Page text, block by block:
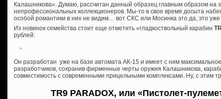
Калашникова». Думаю, рассчитан данный образец главным образом на
непрофессиональных коллекционеров. Мы-то в свое время досыта
особой романтики в них не видим… вот СКС или Мосинка это да, это уже
Из новинок семейства стоит еще отметить «гладкоствольный карабин
рублей:
Он разработан уже на базе автомата АК-15 и имеет с ним
разработчиков, сохранив фирменные черты оружия Калашникова,
совместимость с современными прицельными комплексами. Ну, с этим
TR9 PARADOX, или «Пистолет-